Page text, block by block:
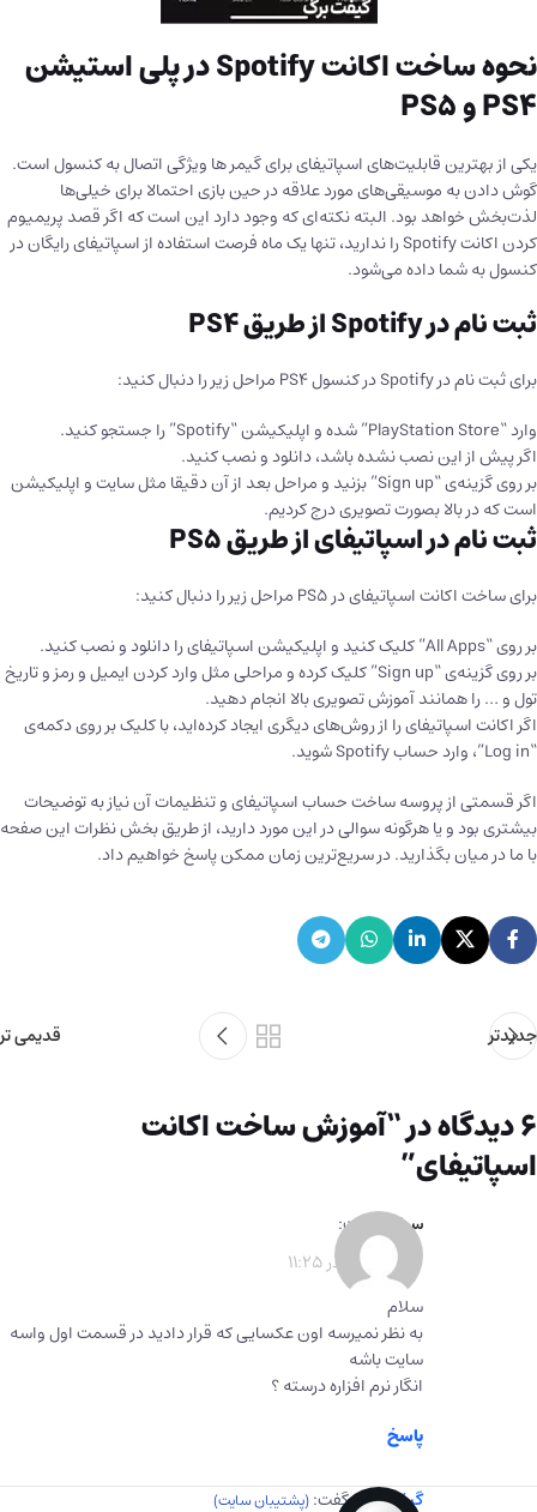
نحوه ساخت اکانت Spotify در پلی استیشن
PS4 و PS5
یکی از بهترین قابلیت‌های اسپاتیفای برای گیمر ها ویژگی اتصال به کنسول است.
گوش دادن به موسیقی‌های مورد علاقه در حین بازی احتمالا برای خیلی‌ها
لذت‌بخش خواهد بود. البته نکته‌ای که وجود دارد این است که اگر قصد پریمیوم
کردن اکانت Spotify را ندارید، تنها یک ماه فرصت استفاده از اسپاتیفای رایگان در
کنسول به شما داده می‌شود.
ثبت نام در Spotify از طریق PS4
برای ثبت نام در Spotify در کنسول‌ PS4 مراحل زیر را دنبال کنید:
وارد “PlayStation Store” شده و اپلیکیشن “Spotify” را جستجو کنید.
اگر پیش از این نصب نشده باشد، دانلود و نصب کنید.
بر روی گزینه‌ی “Sign up” بزنید و مراحل بعد از آن دقیقا مثل سایت و اپلیکیشن
است که در بالا بصورت تصویری درج کردیم.
ثبت نام در اسپاتیفای از طریق PS5
برای ساخت اکانت اسپاتیفای در PS5 مراحل زیر را دنبال کنید:
بر روی “All Apps” کلیک کنید و اپلیکیشن اسپاتیفای را دانلود و نصب کنید.
بر روی گزینه‌ی “Sign up” کلیک کرده و مراحلی مثل وارد کردن ایمیل و رمز و تاریخ
تول و … را همانند آموزش تصویری بالا انجام دهید.
اگر اکانت اسپاتیفای را از روش‌های دیگری ایجاد کرده‌اید، با کلیک بر روی دکمه‌ی
“Log in”، وارد حساب Spotify شوید.
اگر قسمتی از پروسه ساخت حساب اسپاتیفای و تنظیمات آن نیاز به توضیحات
بیشتری بود و یا هرگونه سوالی در این مورد دارید، از طریق بخش نظرات این صفحه
با ما در میان بگذارید. در سریع‌ترین زمان ممکن پاسخ خواهیم داد.
جدیدتر قدیمی تر
6 دیدگاه در “ آموزش ساخت اکانت
اسپاتیفای”
سرابی
گفت:
1402-10-02 در 11:25
سلام
به نظر نمیرسه اون عکسایی که قرار دادید در قسمت اول واسه
سایت باشه
انگار نرم افزاره درسته ؟
پاسخ
گیفت برگ گفت: